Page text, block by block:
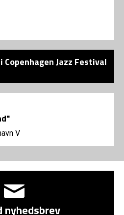
Jazz Festival
V
nyhedsbrev